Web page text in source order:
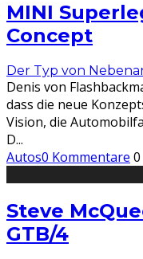
MINI
Concept
Der Typ von
Denis von
dass die neue
Vision, die
D...
Autos0 Kommentare 0
Steve
GTB/4